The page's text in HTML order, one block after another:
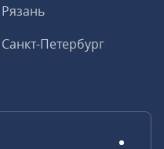
Рязань
Санкт-Петербург